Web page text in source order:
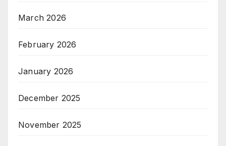
March 2026
February 2026
January 2026
December 2025
November 2025